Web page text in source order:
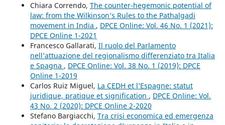
Chiara Correndo, The counter-hegemonic potential of
law: from the Wilkinson’s Rules to the Pathalgadi
movement in India , DPCE Online: Vol. 46 No. 1 (2021):
DPCE Online 1-2021
Francesco Gallarati, Il ruolo del Parlamento
nell’attuazione del regionalismo differenziato tra Italia
e Spagna , DPCE Online: Vol. 38 No. 1 (2019): DPCE
Online 1-2019
Carlos Ruiz Miguel, La CEDH et l’Espagne: statut
juridique, pratique et signification , DPCE Online: Vol.
43 No. 2 (2020): DPCE Online 2-2020
Stefano Bargiacchi, Tra crisi economica ed emergenza